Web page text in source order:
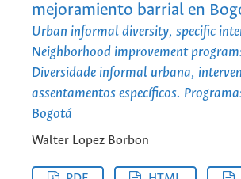
mejoramiento barrial en
Urban informal diversity, specific
Neighborhood improvement
Diversidade informal urbana,
assentamentos específicos.
Bogotá
Walter Lopez Borbon